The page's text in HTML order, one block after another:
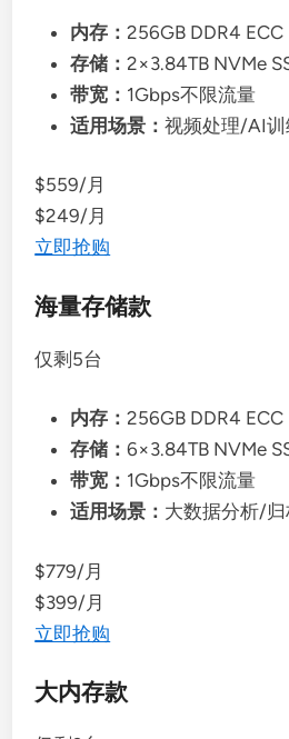
内存：256GB DDR4 ECC
存储：2×3.84TB NVMe
带宽： 1Gbps不限流量
适用场景：视频处理/AI训
$559/月
$249/月
立即抢购
海量存储款
仅剩5台
内存：256GB DDR4 ECC
存储：6×3.84TB NVMe
带宽： 1Gbps不限流量
适用场景： 大数据分析/
$779/月
$399/月
立即抢购
大内存款